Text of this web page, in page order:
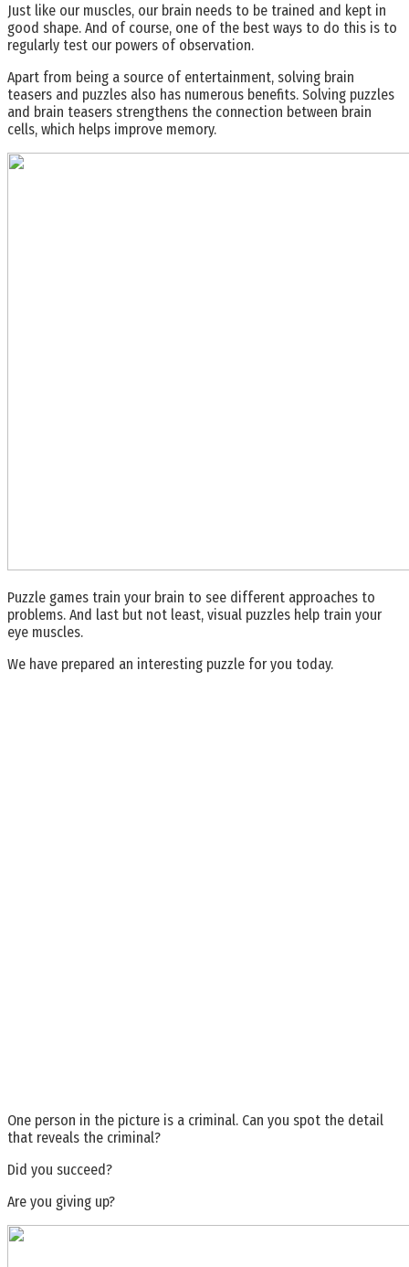
Just like our muscles, our brain needs to be trained and kept in
good shape. And of course, one of the best ways to do this is to
regularly test our powers of observation.
Apart from being a source of entertainment, solving brain
teasers and puzzles also has numerous benefits. Solving puzzles
and brain teasers strengthens the connection between brain
cells, which helps improve memory.
Puzzle games train your brain to see different approaches to
problems. And last but not least, visual puzzles help train your
eye muscles.
We have prepared an interesting puzzle for you today.
One person in the picture is a criminal. Can you spot the detail
that reveals the criminal?
Did you succeed?
Are you giving up?